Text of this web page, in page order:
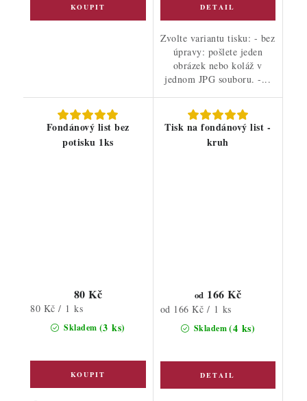
Zvolte variantu tisku: - bez
úpravy: pošlete jeden
obrázek nebo koláž v
jednom JPG souboru. -...
Fondánový list bez
potisku 1ks
Skladem (3 ks)
80 Kč
Měrná
80 Kč / 1 ks
Tisk na fondánový list -
kruh
Skladem(4 ks)
od 166 Kč
Měrná
od 166 Kč / 1 ks